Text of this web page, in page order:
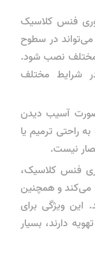
فنس کلاسیک
می‌تواند در سطوح
مختلف نصب شود.
شرایط مختلف
آسیب دیدن
راحتی ترمیم یا
نیست.
فنس کلاسیک،
می‌کند و همچنین
این ویژگی برای
دارند، بسیار